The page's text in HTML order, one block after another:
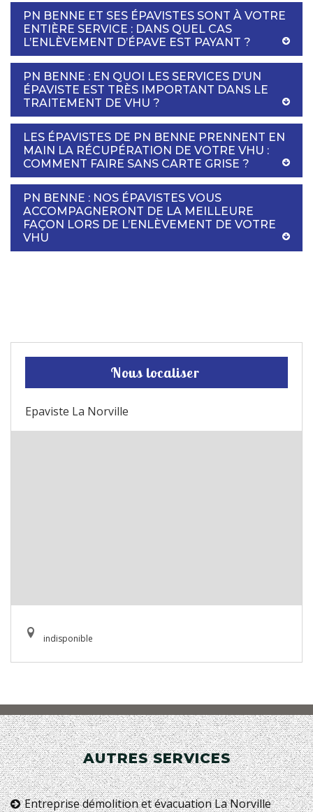
PN BENNE ET SES ÉPAVISTES SONT À VOTRE
ENTIÈRE SERVICE : DANS QUEL CAS
L’ENLÈVEMENT D’ÉPAVE EST PAYANT ?
PN BENNE : EN QUOI LES SERVICES D’UN
ÉPAVISTE EST TRÈS IMPORTANT DANS LE
TRAITEMENT DE VHU ?
LES ÉPAVISTES DE PN BENNE PRENNENT EN
MAIN LA RÉCUPÉRATION DE VOTRE VHU :
COMMENT FAIRE SANS CARTE GRISE ?
PN BENNE : NOS ÉPAVISTES VOUS
ACCOMPAGNERONT DE LA MEILLEURE
FAÇON LORS DE L’ENLÈVEMENT DE VOTRE
VHU
Nous localiser
Epaviste La Norville
indisponible
AUTRES SERVICES
Entreprise démolition et évacuation La Norville